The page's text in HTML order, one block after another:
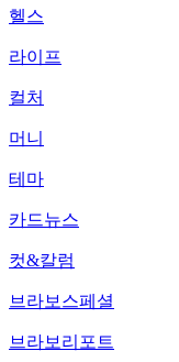
헬스
라이프
컬처
머니
테마
카드뉴스
컷&칼럼
브라보스페셜
브라보리포트